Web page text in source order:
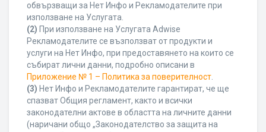
обвързващи за Нет Инфо и Рекламодателите при
използване на Услугата.
(2) При използване на Услугата Adwise
Рекламодателите се възползват от продукти и
услуги на Нет Инфо, при предоставянето на които се
събират лични данни, подробно описани в
Приложение № 1 – Политика за поверителност
(3) Нет Инфо и Рекламодателите гарантират, че ще
спазват Общия регламент, както и всички
законодателни актове в областта на личните данни
(наричани общо „Законодателство за защита на